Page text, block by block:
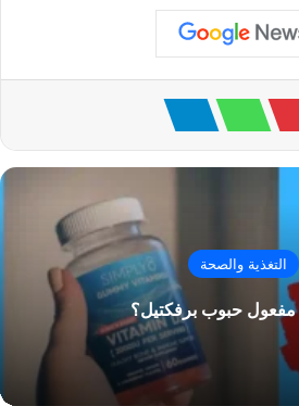
التغذية والصحة
مفعول حبوب برفكتيل؟